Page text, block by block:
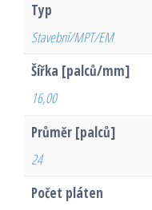
Typ
Stavební/MPT/EM
Šířka [palců/mm]
16,00
Průměr [palců]
24
Počet pláten